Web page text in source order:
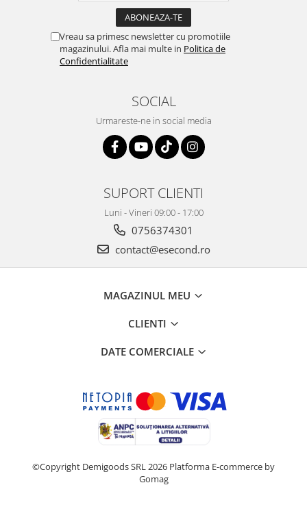
Castroane si adapatori animale
Igiena animale de companie
Mobila si transport animale de
Desktop PC & Monitoare
Imprimante, Scanere &
Servere, Componente & UPS
Sport & Activitati in aer liber
Sporturi de interior
Aparate Foto & Accesorii
Vreau sa primesc newsletter cu promotiile
magazinului. Afla mai multe in Politica de
Confidentialitate
SOCIAL
Urmareste-ne in social media
SUPORT CLIENTI
Luni - Vineri 09:00 - 17:00
0756374301
contact@esecond.ro
MAGAZINUL MEU
CLIENTI
DATE COMERCIALE
©Copyright Demigoods SRL 2026 Platforma E-commerce by
Gomag